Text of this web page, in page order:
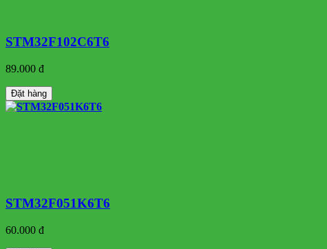
STM32F102C6T6
89.000 đ
Đặt hàng
STM32F051K6T6
60.000 đ